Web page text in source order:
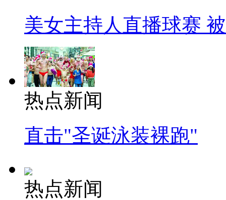
美女主持人直播球赛
热点新闻
直击"圣诞泳装裸跑"
热点新闻